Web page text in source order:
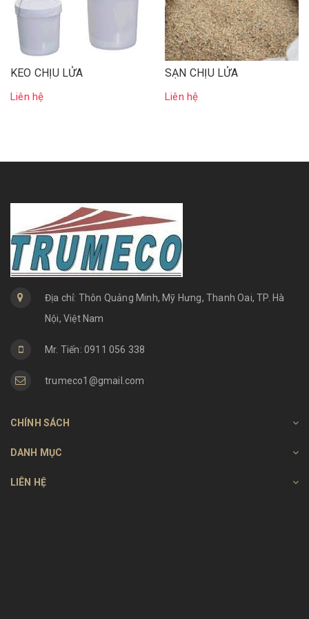
KEO CHỊU LỬA
Liên hệ
SẠN CHỊU LỬA
Liên hệ
Địa chỉ: Thôn Quảng Minh, Mỹ Hưng, Thanh Oai, TP. Hà
Nội, Việt Nam
Mr. Tiến: 0911 056 338
trumeco1@gmail.com
CHÍNH SÁCH
DANH MỤC
LIÊN HỆ